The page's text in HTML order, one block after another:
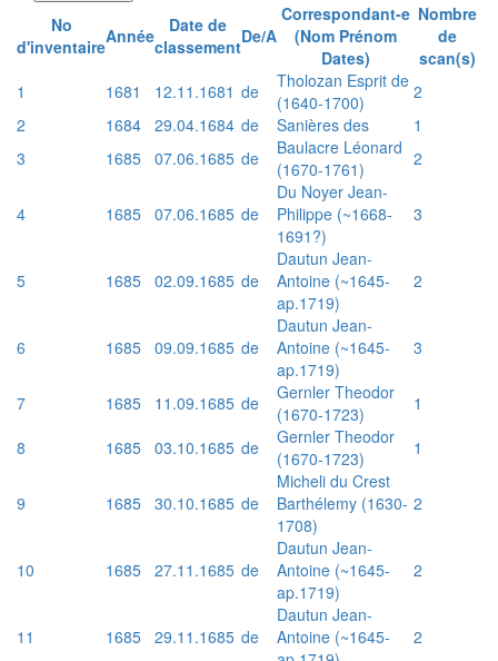
No
d'inventaireAnnée
Date de
classementDe/A
Correspondant-e
(Nom Prénom
Dates)
Nombre
de
scan(s)
1
1681 12.11.1681 de
Tholozan Esprit de
(1640-1700)
2
2
1684 29.04.1684 de Sanières des
1
3
1685 07.06.1685 de
Baulacre Léonard
(1670-1761)
2
4 1685 07.06.1685 de
Du Noyer Jean-
Philippe (~1668-
1691?)
3
5 1685 02.09.1685 de
Dautun Jean-
Antoine (~1645-
ap.1719)
2
6 1685 09.09.1685 de
Dautun Jean-
Antoine (~1645-
ap.1719)
3
7 1685 11.09.1685 de
Gernler Theodor
(1670-1723)
1
8
1685 03.10.1685 de
Gernler Theodor
(1670-1723)
1
9 1685 30.10.1685 de
Micheli du Crest
Barthélemy (1630-
1708)
2
10 1685 27.11.1685 de
Dautun Jean-
Antoine (~1645-
ap.1719)
2
11 1685 29.11.1685 de
Dautun Jean-
Antoine (~1645-
2